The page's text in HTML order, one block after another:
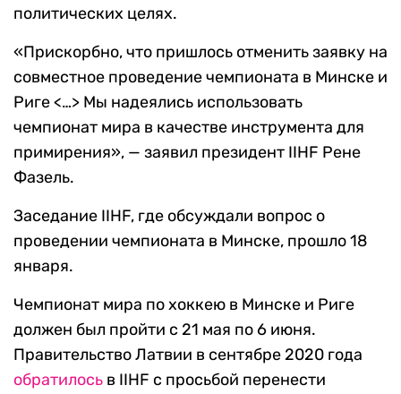
политических целях.
«Прискорбно, что пришлось отменить заявку на
совместное проведение чемпионата в Минске и
Риге <…> Мы надеялись использовать
чемпионат мира в качестве инструмента для
примирения», — заявил президент IIHF Рене
Фазель.
Заседание IIHF, где обсуждали вопрос о
проведении чемпионата в Минске, прошло 18
января.
Чемпионат мира по хоккею в Минске и Риге
должен был пройти с 21 мая по 6 июня.
Правительство Латвии в сентябре 2020 года
обратилось в IIHF с просьбой перенести